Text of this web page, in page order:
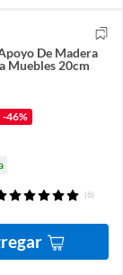
De Madera
Muebles 20cm
-46%
(6)